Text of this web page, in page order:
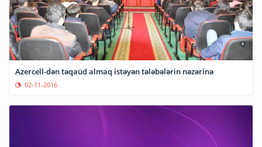
Azercell-dən təqaüd almaq istəyən tələbələrin nəzərinə
02-11-2016